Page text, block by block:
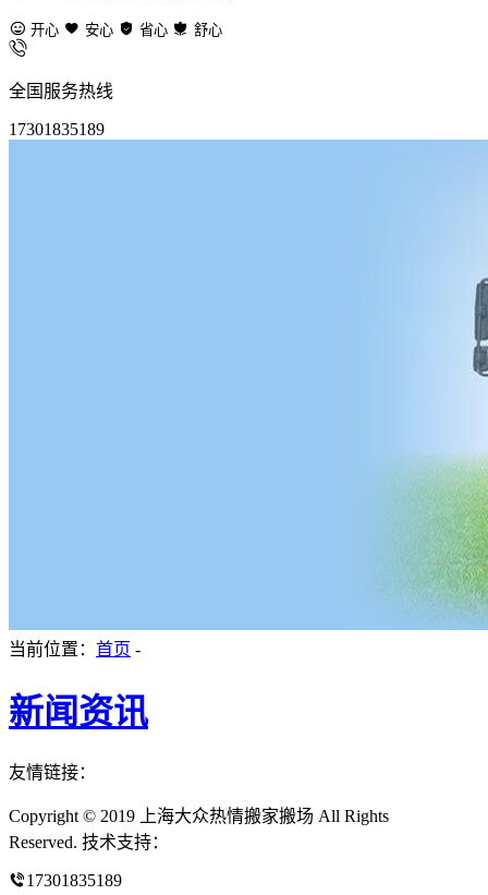
开心 安心 省心 舒心
全国服务热线
17301835189
当前位置： 首页 -
新闻资讯
友情链接：
Copyright © 2019 上海大众热情搬家搬场 All Rights
Reserved. 技术支持：
17301835189